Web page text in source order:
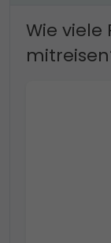
Wie viele